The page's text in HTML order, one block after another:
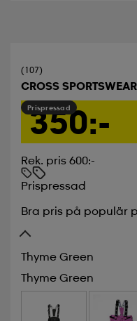
(107)
CROSS SPORTSWEAR
Prispressad
350:-
Rek. pris 600:-
Prispressad
Bra pris på populär
Thyme Green
Thyme Green